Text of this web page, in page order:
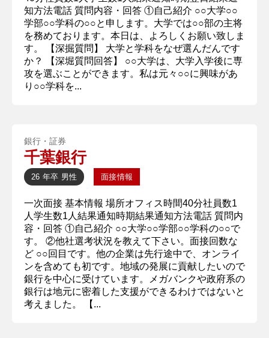
知方法電話 質問内容・回答 ①自己紹介 ○○大学○○
学部○○学科の○○と申します。大学では○○部の主将
を務めております。本日は、よろしくお願い致しま
す。 【深掘質問】 大学と学科をなぜ選んだんです
か？ 【深堀質問回答】 ○○大学は、大学入学後に専
攻を選ぶことができます。私は元々○○に興味があ
り○○学科を...
銀行・証券
千葉銀行
26 年卒 男性 面接情報
一次面接 基本情報 場所オフィス時間40分社員数1
人学生数1人結果通知時期結果通知方法電話 質問内
容・回答 ①自己紹介 ○○大学○○学部○○学科の○○で
す。 ②他社選考状況を教えて下さい。面接回数な
ど ○○回目です。他の企業は先行途中で、オンライ
ンを含めても初です。地域の発展に貢献したいので
銀行を中心に受けています。メガバンクや政府系の
銀行は地元に密着した支援ができるわけではないと
考えました。 【...